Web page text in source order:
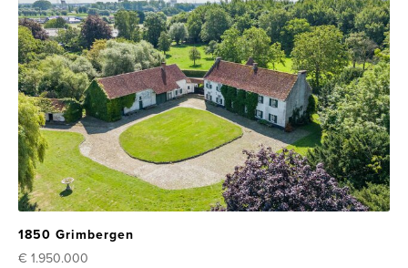
1850 Grimbergen
€ 1.950.000